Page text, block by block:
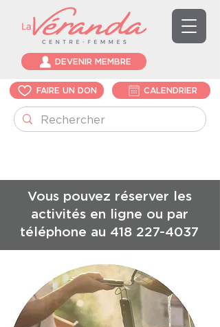
DEVENIR MEMBRE
FAIRE UN DON CALENDRIER
Vous pouvez réserver les
activités en ligne ou par
téléphone au 418 227-4037